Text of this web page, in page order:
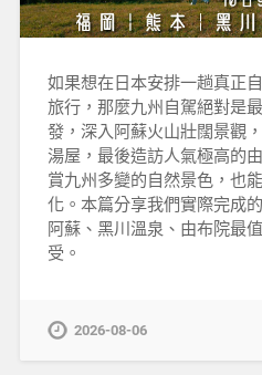
如果想在日本安排一趟真正
旅行，那麼九州自駕絕對是
發，深入阿蘇火山壯闊景觀
湯屋，最後造訪人氣極高的
賞九州多變的自然景色，也
化。本篇分享我們實際完成
阿蘇、黑川溫泉、由布院最
受。
2026-08-06